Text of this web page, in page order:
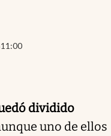
11:00
dividido
uno de ellos